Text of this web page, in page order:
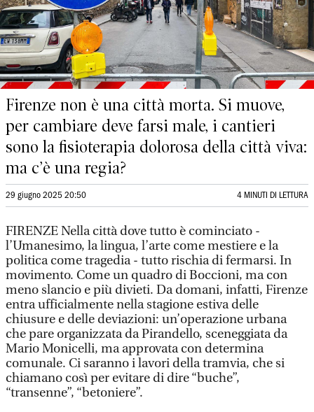
Firenze non è una città morta. Si muove,
per cambiare deve farsi male, i cantieri
sono la fisioterapia dolorosa della città viva:
ma c’è una regia?
29 giugno 2025 20:50 4 MINUTI DI LETTURA
FIRENZE Nella città dove tutto è cominciato -
l’Umanesimo, la lingua, l’arte come mestiere e la
politica come tragedia - tutto rischia di fermarsi. In
movimento. Come un quadro di Boccioni, ma con
meno slancio e più divieti. Da domani, infatti, Firenze
entra ufficialmente nella stagione estiva delle
chiusure e delle deviazioni: un’operazione urbana
che pare organizzata da Pirandello, sceneggiata da
Mario Monicelli, ma approvata con determina
comunale. Ci saranno i lavori della tramvia, che si
chiamano così per evitare di dire “buche”,
“transenne”, “betoniere”.